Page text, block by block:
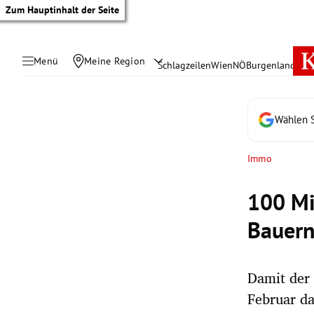
Zum Hauptinhalt der Seite
Menü Meine Region SchlagzeilenWienNÖBurgenland
Wählen
Immo
100
Damit
Februar